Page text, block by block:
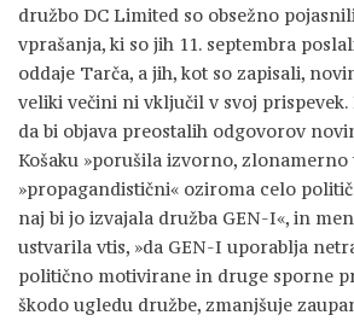
družbo DC Limited so obsežno
vprašanja, ki so jih 11. septembra
oddaje Tarča, a jih, kot so zapisali,
veliki večini ni vključil v svoj
da bi objava preostalih odgovorov
Košaku »porušila izvorno, zlonamerno
»propagandistični« oziroma celo
naj bi jo izvajala družba GEN-I«, in
ustvarila vtis, »da GEN-I uporablja
politično motivirane in druge sporne
škodo ugledu družbe, zmanjšuje